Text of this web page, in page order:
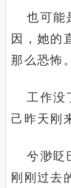
也可能
因，她的
那么恐怖。
工作没
己昨天刚
兮渺眨
刚刚过去